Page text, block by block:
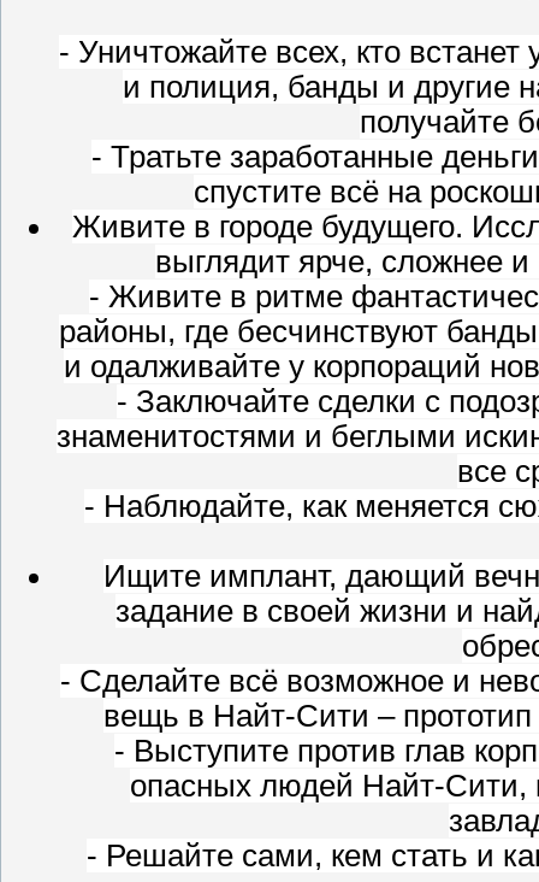
- Уничтожайте всех, кто встанет
и полиция, банды и другие
получайте
- Тратьте заработанные
спустите всё на
Живите в городе будущего.
выглядит ярче, сложнее
- Живите в ритме
районы, где бесчинствуют
и одалживайте у корпораций
- Заключайте сделки с
знаменитостями и беглыми
все
- Наблюдайте, как меняется
Ищите имплант, дающий
задание в своей жизни и
- Сделайте всё возможное и
вещь в Найт-Сити –
- Выступите против глав
опасных людей Найт-Сити,
- Решайте сами, кем стать и